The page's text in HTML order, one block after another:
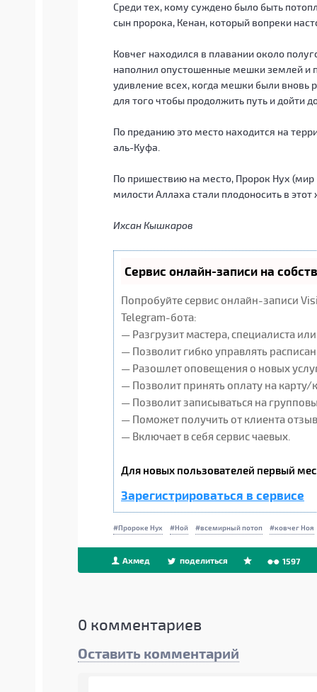
Среди тех, кому суждено было быть
сын пророка, Кенан, который вопреки
Ковчег находился в плавании около
наполнил опустошенные мешки землей и
удивление всех, когда мешки были вновь
для того чтобы продолжить путь и дойти
По преданию это место находится на
аль-Куфа.
По пришествию на место, Пророк Нух
милости Аллаха стали плодоносить в этот
Ихсан Кышкаров
Сервис онлайн-записи на
Попробуйте сервис онлайн-записи
Telegram-бота:
— Разгрузит мастера, специалиста
— Позволит гибко управлять
— Разошлет оповещения о новых
— Позволит принять оплату на карту/
— Позволит записываться на
— Поможет получить от клиента
— Включает в себя сервис чаевых.
Для новых пользователей первый
Зарегистрироваться в сервисе
Пророке Нух Ной всемирный потоп ковчег Ноя
Ахмед поделиться 1597
0 комментариев
Оставить комментарий